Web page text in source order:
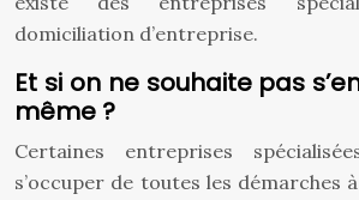
domiciliation d’entreprise.
Et si on ne souhaite pas
même ?
Certaines entreprises
s’occuper de toutes les démarches